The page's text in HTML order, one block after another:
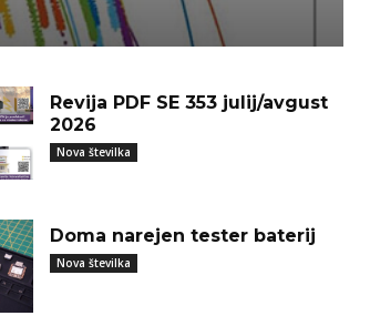
Revija PDF SE 353 julij/avgust
2026
Nova številka
Doma narejen tester baterij
Nova številka